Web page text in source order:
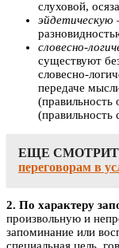
слуховой,
эйдетическую
словесно-
существуют
словесно-
передаче
ЕЩЕ
переговорам в
2. По характеру
произвольную и
запоминание или